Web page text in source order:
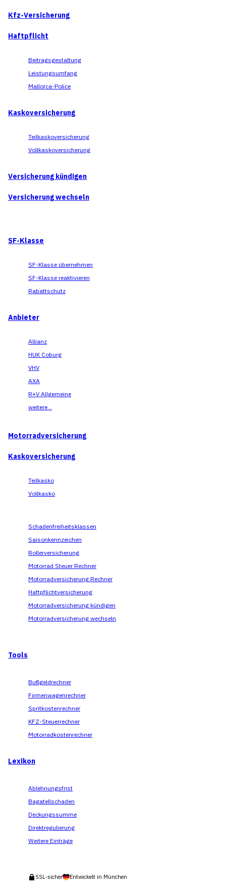
Kfz-Versicherung
Haftpflicht
Beitragsgestaltung
Leistungsumfang
Mallorca-Police
Kaskoversicherung
Teilkaskoversicherung
Vollkaskoversicherung
Versicherung kündigen
Versicherung wechseln
SF-Klasse
SF-Klasse übernehmen
SF-Klasse reaktivieren
Rabattschutz
Anbieter
Allianz
HUK Coburg
VHV
AXA
R+V Allgemeine
weitere...
Motorradversicherung
Kaskoversicherung
Teilkasko
Vollkasko
Schadenfreiheitsklassen
Saisonkennzeichen
Rollerversicherung
Motorrad Steuer Rechner
Motorradversicherung Rechner
Haftpflichtversicherung
Motorradversicherung kündigen
Motorradversicherung wechseln
Tools
Bußgeldrechner
Firmenwagenrechner
Spritkostenrechner
KFZ-Steuerrechner
Motorradkostenrechner
Lexikon
Ablehnungsfrist
Bagatellschaden
Deckungssumme
Direktregulierung
Weitere Einträge
SSL-sicher Entwickelt in München